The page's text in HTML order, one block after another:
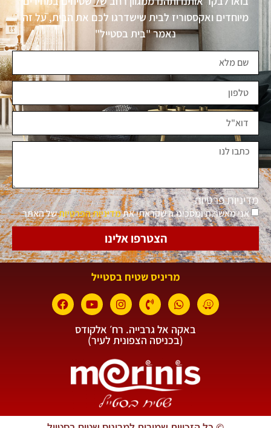
מיוחדים ואקססוריז לבית שישדרגו לכם את הבית, על זה
נאמר "בית בסטייל"
מדיניות פרטיות
אני מאשר.ת ומסכימ.ה שקראתי אתמדיניות הפרטיותשל האתר
הצטרפו אלינו
מריניס שטיח בסטייל
באקה אל גרבייה. רח׳ אלקודס
(בכניסה הצפונית לעיר)